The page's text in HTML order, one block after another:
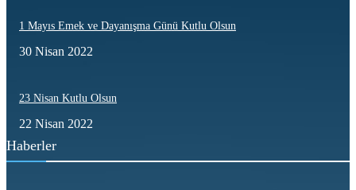
1 Mayıs Emek ve Dayanışma Günü Kutlu Olsun
30 Nisan 2022
23 Nisan Kutlu Olsun
22 Nisan 2022
Haberler